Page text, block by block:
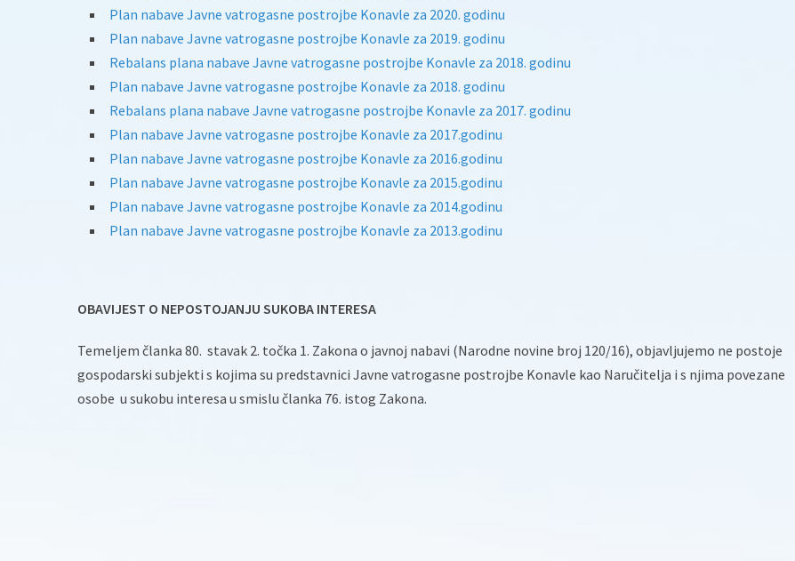
Plan nabave Javne vatrogasne postrojbe Konavle za 2020. godinu
Plan nabave Javne vatrogasne postrojbe Konavle za 2019. godinu
Rebalans plana nabave Javne vatrogasne postrojbe Konavle za 2018. godinu
Plan nabave Javne vatrogasne postrojbe Konavle za 2018. godinu
Rebalans plana nabave Javne vatrogasne postrojbe Konavle za 2017. godinu
Plan nabave Javne vatrogasne postrojbe Konavle za 2017.godinu
Plan nabave Javne vatrogasne postrojbe Konavle za 2016.godinu
Plan nabave Javne vatrogasne postrojbe Konavle za 2015.godinu
Plan nabave Javne vatrogasne postrojbe Konavle za 2014.godinu
Plan nabave Javne vatrogasne postrojbe Konavle za 2013.godinu
OBAVIJEST O NEPOSTOJANJU SUKOBA INTERESA
Temeljem članka 80. stavak 2. točka 1. Zakona o javnoj nabavi (Narodne novine broj 120/16), objavljujemo ne postoje
gospodarski subjekti s kojima su predstavnici Javne vatrogasne postrojbe Konavle kao Naručitelja i s njima povezane
osobe u sukobu interesa u smislu članka 76. istog Zakona.